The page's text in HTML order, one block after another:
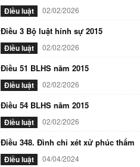
Điều luật 02/02/2026
Điều 3 Bộ luật hính sự 2015
Điều luật 02/02/2026
Điều 51 BLHS năm 2015
Điều luật 02/02/2026
Điều 54 BLHS năm 2015
Điều luật 02/02/2026
Điều 348. Đình chỉ xét xử phúc thẩm
Điều luật 04/04/2024